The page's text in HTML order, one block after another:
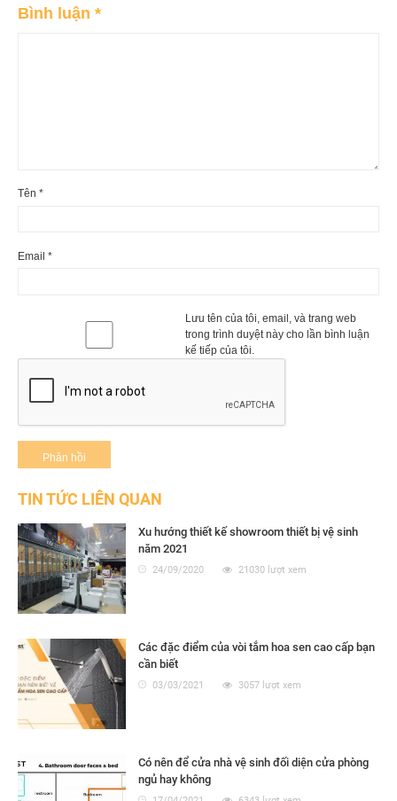
Bình luận *
Tên *
Email *
Lưu tên của tôi, email, và trang web
trong trình duyệt này cho lần bình luận
kế tiếp của tôi.
TIN TỨC LIÊN QUAN
Xu hướng thiết kế showroom thiết bị vệ sinh
năm 2021
24/09/2020 21030 lượt xem
Các đặc điểm của vòi tắm hoa sen cao cấp bạn
cần biết
03/03/2021 3057 lượt xem
Có nên để cửa nhà vệ sinh đối diện cửa phòng
ngủ hay không